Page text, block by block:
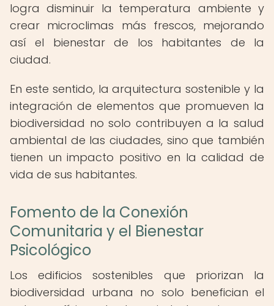
logra disminuir la temperatura ambiente y
crear microclimas más frescos, mejorando
así el bienestar de los habitantes de la
ciudad.
En este sentido, la arquitectura sostenible y la
integración de elementos que promueven la
biodiversidad no solo contribuyen a la salud
ambiental de las ciudades, sino que también
tienen un impacto positivo en la calidad de
vida de sus habitantes.
Fomento de la Conexión
Comunitaria y el Bienestar
Psicológico
Los edificios sostenibles que priorizan la
biodiversidad urbana no solo benefician el